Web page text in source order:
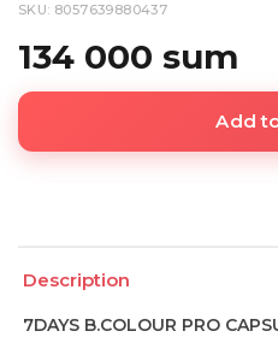
SKU: 8057639880437
134 000 sum
Add
Description
7DAYS B.COLOUR PRO